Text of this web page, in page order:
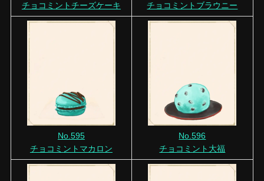
チョコミントチーズケーキ
チョコミントブラウニー
No.595
チョコミントマカロン
No.596
チョコミント大福